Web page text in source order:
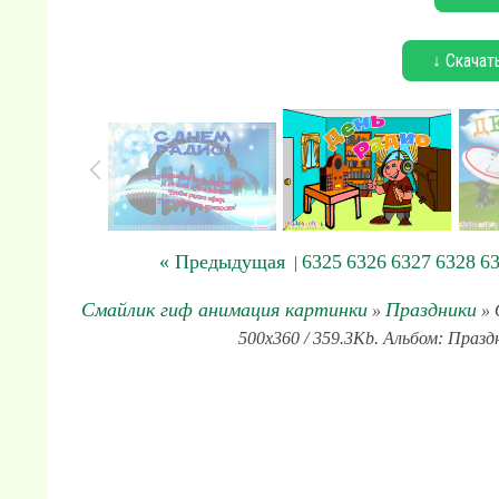
↓
« Предыдущая| 6325 6326 6327 6328
Смайлик гиф анимация картинки » Праздники »
500x360 / 359.3Kb. Альбом: